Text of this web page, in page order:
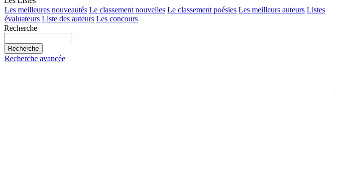
Les meilleures nouveautés Le classement nouvelles Le classement poésies Les meilleurs auteurs Listes
évaluateurs Liste des auteurs Les concours
Recherche
Recherche avancée